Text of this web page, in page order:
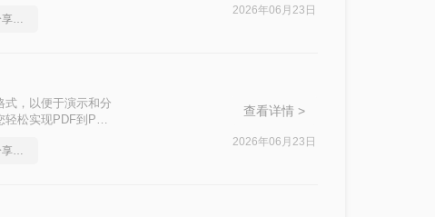
pdf转ppt免费无水印，分享一种简单的方法
2026年06月23日
式，以便于演示和分
松实现PDF到PPT
pdf转ppt免费无水印，分享一种简单的方法
查看详情 >
2026年06月23日